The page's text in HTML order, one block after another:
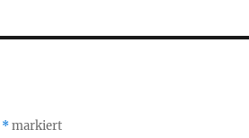
*markiert